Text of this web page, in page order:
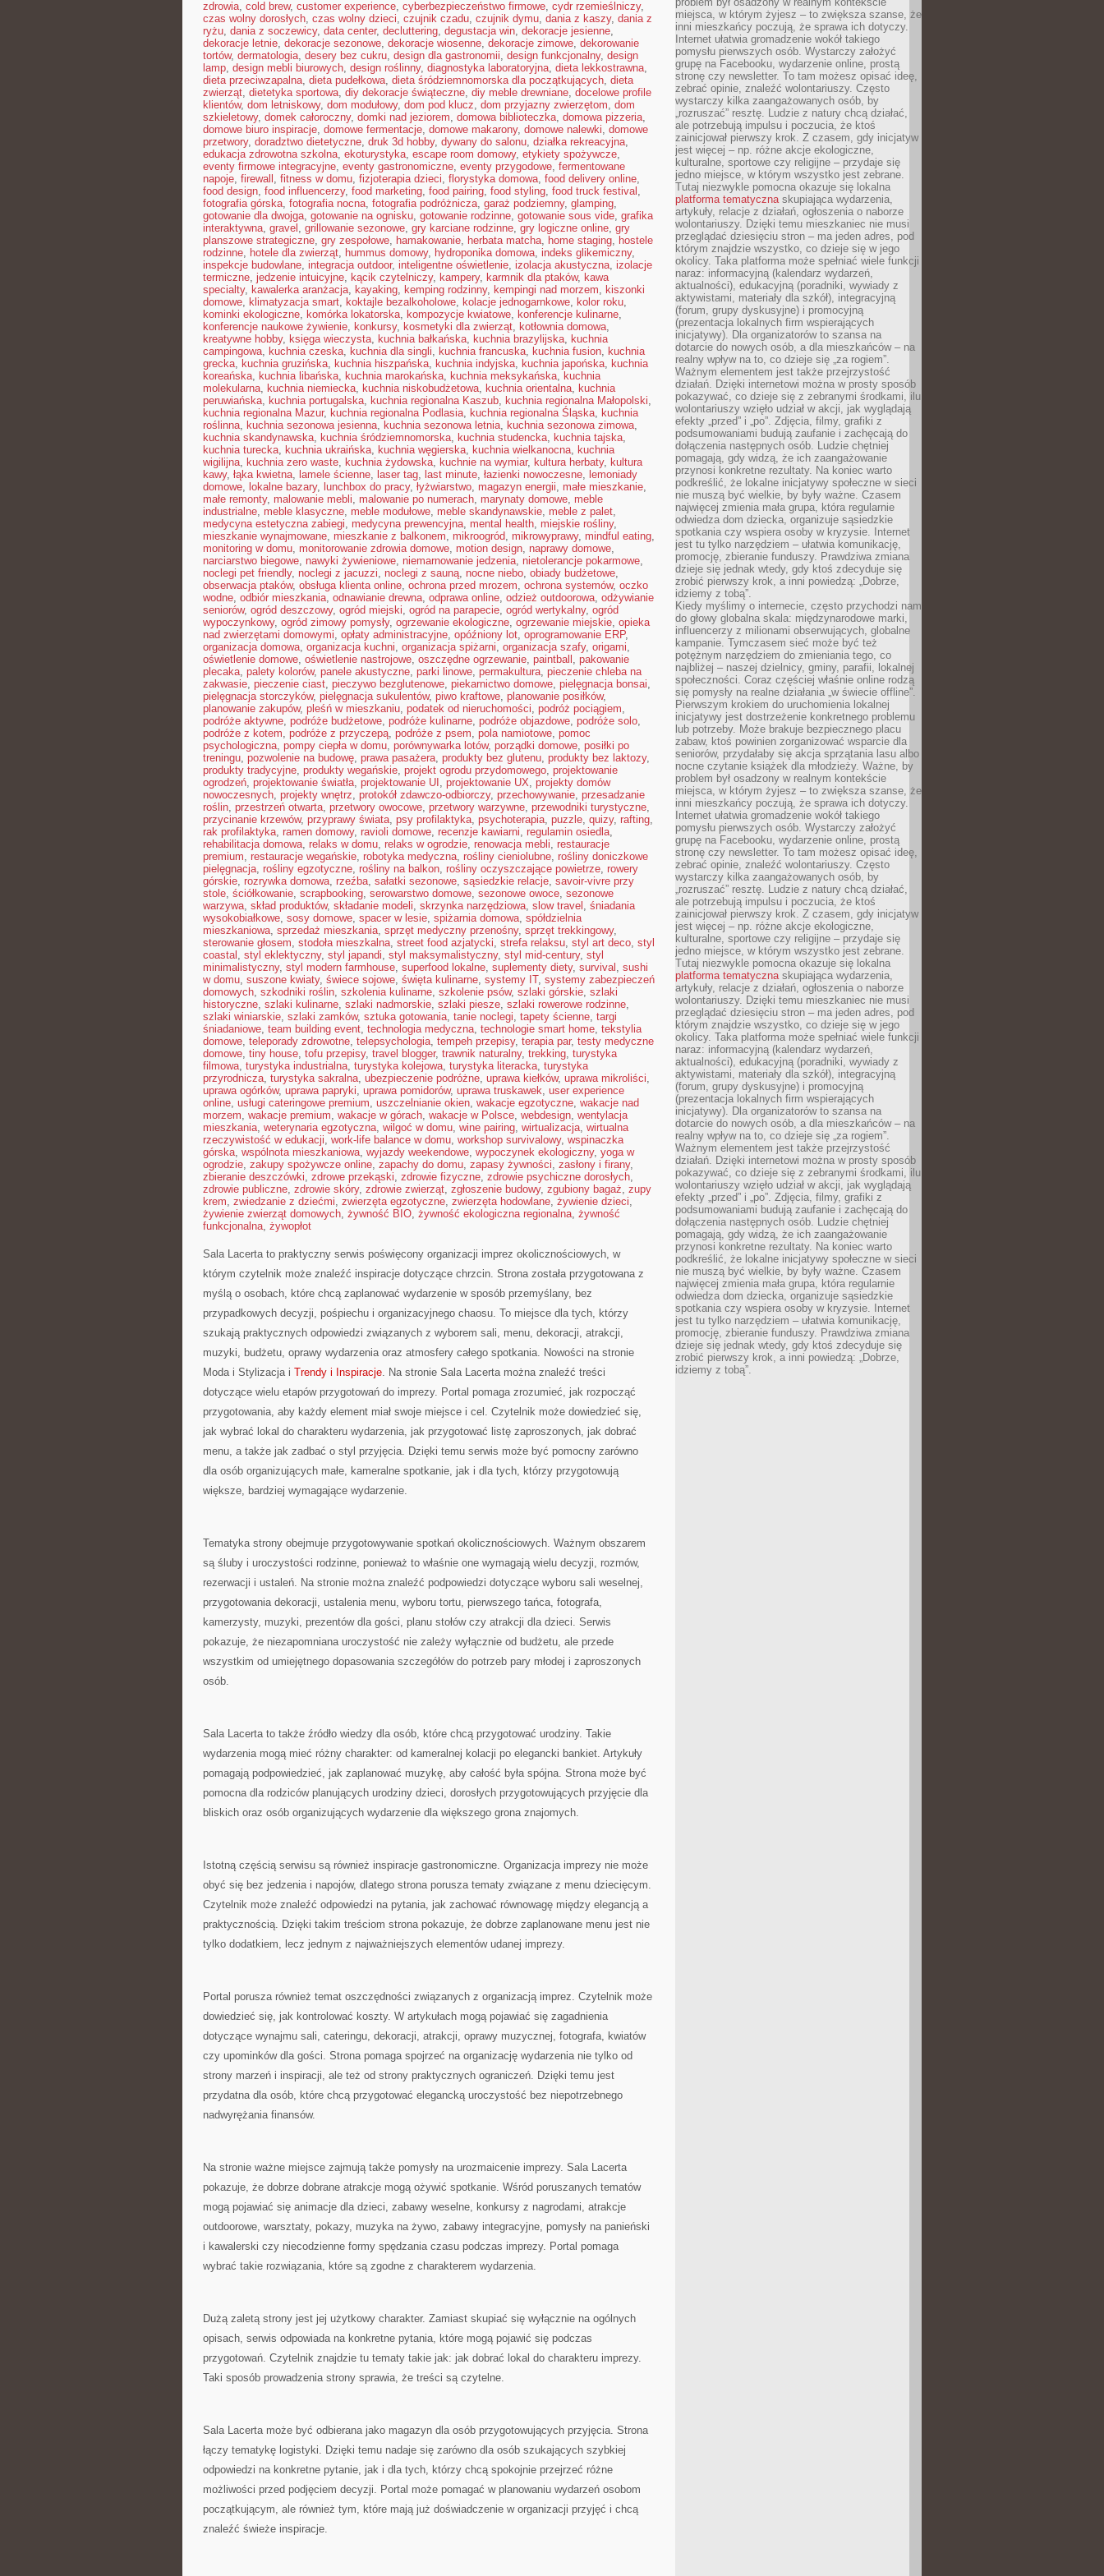
zdrowia, cold brew, customer experience, cyberbezpieczeństwo firmowe, cydr rzemieślniczy,
czas wolny dorosłych, czas wolny dzieci, czujnik czadu, czujnik dymu, dania z kaszy, dania z
ryżu, dania z soczewicy, data center, decluttering, degustacja win, dekoracje jesienne,
dekoracje letnie, dekoracje sezonowe, dekoracje wiosenne, dekoracje zimowe, dekorowanie
tortów, dermatologia, desery bez cukru, design dla gastronomii, design funkcjonalny, design
lamp, design mebli biurowych, design roślinny, diagnostyka laboratoryjna, dieta lekkostrawna,
dieta przeciwzapalna, dieta pudełkowa, dieta śródziemnomorska dla początkujących, dieta
zwierząt, dietetyka sportowa, diy dekoracje świąteczne, diy meble drewniane, docelowe profile
klientów, dom letniskowy, dom modułowy, dom pod klucz, dom przyjazny zwierzętom, dom
szkieletowy, domek całoroczny, domki nad jeziorem, domowa biblioteczka, domowa pizzeria,
domowe biuro inspiracje, domowe fermentacje, domowe makarony, domowe nalewki, domowe
przetwory, doradztwo dietetyczne, druk 3d hobby, dywany do salonu, działka rekreacyjna,
edukacja zdrowotna szkolna, ekoturystyka, escape room domowy, etykiety spożywcze,
eventy firmowe integracyjne, eventy gastronomiczne, eventy przygodowe, fermentowane
napoje, firewall , fitness w domu, fizjoterapia dzieci, florystyka domowa, food delivery online,
food design, food influencerzy, food marketing, food pairing, food styling, food truck festival ,
fotografia górska, fotografia nocna, fotografia podróżnicza, garaż podziemny, glamping,
gotowanie dla dwojga, gotowanie na ognisku, gotowanie rodzinne, gotowanie sous vide, grafika
interaktywna, gravel , grillowanie sezonowe, gry karciane rodzinne, gry logiczne online, gry
planszowe strategiczne, gry zespołowe, hamakowanie, herbata matcha, home staging, hostele
rodzinne, hotele dla zwierząt, hummus domowy, hydroponika domowa, indeks glikemiczny,
inspekcje budowlane, integracja outdoor, inteligentne oświetlenie, izolacja akustyczna, izolacje
termiczne, jedzenie intuicyjne, kącik czytelniczy, kampery, karmnik dla ptaków, kawa
specialty, kawalerka aranżacja, kayaking, kemping rodzinny, kempingi nad morzem, kiszonki
domowe, klimatyzacja smart, koktajle bezalkoholowe, kolacje jednogarnkowe, kolor roku,
kominki ekologiczne, komórka lokatorska, kompozycje kwiatowe, konferencje kulinarne,
konferencje naukowe żywienie, konkursy, kosmetyki dla zwierząt, kotłownia domowa,
kreatywne hobby, księga wieczysta, kuchnia bałkańska, kuchnia brazylijska, kuchnia
campingowa, kuchnia czeska, kuchnia dla singli, kuchnia francuska, kuchnia fusion, kuchnia
grecka, kuchnia gruzińska, kuchnia hiszpańska, kuchnia indyjska, kuchnia japońska, kuchnia
koreańska, kuchnia libańska, kuchnia marokańska, kuchnia meksykańska, kuchnia
molekularna, kuchnia niemiecka, kuchnia niskobudżetowa, kuchnia orientalna, kuchnia
peruwiańska, kuchnia portugalska, kuchnia regionalna Kaszub, kuchnia regionalna Małopolski,
kuchnia regionalna Mazur, kuchnia regionalna Podlasia, kuchnia regionalna Śląska, kuchnia
roślinna, kuchnia sezonowa jesienna, kuchnia sezonowa letnia, kuchnia sezonowa zimowa,
kuchnia skandynawska, kuchnia śródziemnomorska, kuchnia studencka, kuchnia tajska,
kuchnia turecka, kuchnia ukraińska, kuchnia węgierska, kuchnia wielkanocna, kuchnia
wigilijna, kuchnia zero waste, kuchnia żydowska, kuchnie na wymiar, kultura herbaty, kultura
kawy, łąka kwietna, lamele ścienne, laser tag, last minute, łazienki nowoczesne, lemoniady
domowe, lokalne bazary, lunchbox do pracy, łyżwiarstwo, magazyn energii, małe mieszkanie,
małe remonty, malowanie mebli, malowanie po numerach, marynaty domowe, meble
industrialne, meble klasyczne, meble modułowe, meble skandynawskie, meble z palet,
medycyna estetyczna zabiegi, medycyna prewencyjna, mental health, miejskie rośliny,
mieszkanie wynajmowane, mieszkanie z balkonem, mikroogród, mikrowyprawy, mindful eating,
monitoring w domu, monitorowanie zdrowia domowe, motion design, naprawy domowe,
narciarstwo biegowe, nawyki żywieniowe, niemarnowanie jedzenia, nietolerancje pokarmowe,
noclegi pet friendly, noclegi z jacuzzi, noclegi z sauną, nocne niebo, obiady budżetowe,
obserwacja ptaków, obsługa klienta online, ochrona przed mrozem, ochrona systemów, oczko
wodne, odbiór mieszkania, odnawianie drewna, odprawa online, odzież outdoorowa, odżywianie
seniorów, ogród deszczowy, ogród miejski, ogród na parapecie, ogród wertykalny, ogród
wypoczynkowy, ogród zimowy pomysły, ogrzewanie ekologiczne, ogrzewanie miejskie, opieka
nad zwierzętami domowymi, opłaty administracyjne, opóźniony lot, oprogramowanie ERP,
organizacja domowa, organizacja kuchni, organizacja spiżarni, organizacja szafy, origami,
oświetlenie domowe, oświetlenie nastrojowe, oszczędne ogrzewanie, paintball , pakowanie
plecaka, palety kolorów, panele akustyczne, parki linowe, permakultura, pieczenie chleba na
zakwasie, pieczenie ciast, pieczywo bezglutenowe, piekarnictwo domowe, pielęgnacja bonsai,
pielęgnacja storczyków, pielęgnacja sukulentów, piwo kraftowe, planowanie posiłków,
planowanie zakupów, pleśń w mieszkaniu, podatek od nieruchomości, podróż pociągiem,
podróże aktywne, podróże budżetowe, podróże kulinarne, podróże objazdowe, podróże solo,
podróże z kotem, podróże z przyczepą, podróże z psem, pola namiotowe, pomoc
psychologiczna, pompy ciepła w domu, porównywarka lotów, porządki domowe, posiłki po
treningu, pozwolenie na budowę, prawa pasażera, produkty bez glutenu, produkty bez laktozy,
produkty tradycyjne, produkty wegańskie, projekt ogrodu przydomowego, projektowanie
ogrodzeń, projektowanie światła, projektowanie UI , projektowanie UX, projekty domów
nowoczesnych, projekty wnętrz, protokół zdawczo-odbiorczy, przechowywanie, przesadzanie
roślin, przestrzeń otwarta, przetwory owocowe, przetwory warzywne, przewodniki turystyczne,
przycinanie krzewów, przyprawy świata, psy profilaktyka, psychoterapia, puzzle, quizy, rafting,
rak profilaktyka, ramen domowy, ravioli domowe, recenzje kawiarni, regulamin osiedla,
rehabilitacja domowa, relaks w domu, relaks w ogrodzie, renowacja mebli, restauracje
premium, restauracje wegańskie, robotyka medyczna, rośliny cieniolubne, rośliny doniczkowe
pielęgnacja, rośliny egzotyczne, rośliny na balkon, rośliny oczyszczające powietrze, rowery
górskie, rozrywka domowa, rzeźba, sałatki sezonowe, sąsiedzkie relacje, savoir-vivre przy
stole, ściółkowanie, scrapbooking, serowarstwo domowe, sezonowe owoce, sezonowe
warzywa, skład produktów, składanie modeli, skrzynka narzędziowa, slow travel , śniadania
wysokobiałkowe, sosy domowe, spacer w lesie, spiżarnia domowa, spółdzielnia
mieszkaniowa, sprzedaż mieszkania, sprzęt medyczny przenośny, sprzęt trekkingowy,
sterowanie głosem, stodoła mieszkalna, street food azjatycki, strefa relaksu, styl art deco, styl
coastal , styl eklektyczny, styl japandi, styl maksymalistyczny, styl mid-century, styl
minimalistyczny, styl modern farmhouse, superfood lokalne, suplementy diety, survival , sushi
w domu, suszone kwiaty, świece sojowe, święta kulinarne, systemy IT, systemy zabezpieczeń
domowych, szkodniki roślin, szkolenia kulinarne, szkolenie psów, szlaki górskie, szlaki
historyczne, szlaki kulinarne, szlaki nadmorskie, szlaki piesze, szlaki rowerowe rodzinne,
szlaki winiarskie, szlaki zamków, sztuka gotowania, tanie noclegi, tapety ścienne, targi
śniadaniowe, team building event, technologia medyczna, technologie smart home, tekstylia
domowe, teleporady zdrowotne, telepsychologia, tempeh przepisy, terapia par, testy medyczne
domowe, tiny house, tofu przepisy, travel blogger, trawnik naturalny, trekking, turystyka
filmowa, turystyka industrialna, turystyka kolejowa, turystyka literacka, turystyka
przyrodnicza, turystyka sakralna, ubezpieczenie podróżne, uprawa kiełków, uprawa mikroliści,
uprawa ogórków, uprawa papryki, uprawa pomidorów, uprawa truskawek, user experience
online, usługi cateringowe premium, uszczelnianie okien, wakacje egzotyczne, wakacje nad
morzem, wakacje premium, wakacje w górach, wakacje w Polsce, webdesign, wentylacja
mieszkania, weterynaria egzotyczna, wilgoć w domu, wine pairing, wirtualizacja, wirtualna
rzeczywistość w edukacji, work-life balance w domu, workshop survivalowy, wspinaczka
górska, wspólnota mieszkaniowa, wyjazdy weekendowe, wypoczynek ekologiczny, yoga w
ogrodzie, zakupy spożywcze online, zapachy do domu, zapasy żywności, zasłony i firany,
zbieranie deszczówki, zdrowe przekąski, zdrowie fizyczne, zdrowie psychiczne dorosłych,
zdrowie publiczne, zdrowie skóry, zdrowie zwierząt, zgłoszenie budowy, zgubiony bagaż, zupy
krem, zwiedzanie z dziećmi, zwierzęta egzotyczne, zwierzęta hodowlane, żywienie dzieci,
żywienie zwierząt domowych, żywność BIO, żywność ekologiczna regionalna, żywność
funkcjonalna, żywopłot
Sala Lacerta to praktyczny serwis poświęcony organizacji imprez okolicznościowych, w
którym czytelnik może znaleźć inspiracje dotyczące chrzcin. Strona została przygotowana z
myślą o osobach, które chcą zaplanować wydarzenie w sposób przemyślany, bez
przypadkowych decyzji, pośpiechu i organizacyjnego chaosu. To miejsce dla tych, którzy
szukają praktycznych odpowiedzi związanych z wyborem sali, menu, dekoracji, atrakcji,
muzyki, budżetu, oprawy wydarzenia oraz atmosfery całego spotkania. Nowości na stronie
Moda i Stylizacja i Trendy i Inspiracje. Na stronie Sala Lacerta można znaleźć treści
dotyczące wielu etapów przygotowań do imprezy. Portal pomaga zrozumieć, jak rozpocząć
przygotowania, aby każdy element miał swoje miejsce i cel. Czytelnik może dowiedzieć się,
jak wybrać lokal do charakteru wydarzenia, jak przygotować listę zaproszonych, jak dobrać
menu, a także jak zadbać o styl przyjęcia. Dzięki temu serwis może być pomocny zarówno
dla osób organizujących małe, kameralne spotkanie, jak i dla tych, którzy przygotowują
większe, bardziej wymagające wydarzenie.
Tematyka strony obejmuje przygotowywanie spotkań okolicznościowych. Ważnym obszarem
są śluby i uroczystości rodzinne, ponieważ to właśnie one wymagają wielu decyzji, rozmów,
rezerwacji i ustaleń. Na stronie można znaleźć podpowiedzi dotyczące wyboru sali weselnej,
przygotowania dekoracji, ustalenia menu, wyboru tortu, pierwszego tańca, fotografa,
kamerzysty, muzyki, prezentów dla gości, planu stołów czy atrakcji dla dzieci. Serwis
pokazuje, że niezapomniana uroczystość nie zależy wyłącznie od budżetu, ale przede
wszystkim od umiejętnego dopasowania szczegółów do potrzeb pary młodej i zaproszonych
osób.
Sala Lacerta to także źródło wiedzy dla osób, które chcą przygotować urodziny. Takie
wydarzenia mogą mieć różny charakter: od kameralnej kolacji po elegancki bankiet. Artykuły
pomagają podpowiedzieć, jak zaplanować muzykę, aby całość była spójna. Strona może być
pomocna dla rodziców planujących urodziny dzieci, dorosłych przygotowujących przyjęcie dla
bliskich oraz osób organizujących wydarzenie dla większego grona znajomych.
Istotną częścią serwisu są również inspiracje gastronomiczne. Organizacja imprezy nie może
obyć się bez jedzenia i napojów, dlatego strona porusza tematy związane z menu dziecięcym.
Czytelnik może znaleźć odpowiedzi na pytania, jak zachować równowagę między elegancją a
praktycznością. Dzięki takim treściom strona pokazuje, że dobrze zaplanowane menu jest nie
tylko dodatkiem, lecz jednym z najważniejszych elementów udanej imprezy.
Portal porusza również temat oszczędności związanych z organizacją imprez. Czytelnik może
dowiedzieć się, jak kontrolować koszty. W artykułach mogą pojawiać się zagadnienia
dotyczące wynajmu sali, cateringu, dekoracji, atrakcji, oprawy muzycznej, fotografa, kwiatów
czy upominków dla gości. Strona pomaga spojrzeć na organizację wydarzenia nie tylko od
strony marzeń i inspiracji, ale też od strony praktycznych ograniczeń. Dzięki temu jest
przydatna dla osób, które chcą przygotować elegancką uroczystość bez niepotrzebnego
nadwyrężania finansów.
Na stronie ważne miejsce zajmują także pomysły na urozmaicenie imprezy. Sala Lacerta
pokazuje, że dobrze dobrane atrakcje mogą ożywić spotkanie. Wśród poruszanych tematów
mogą pojawiać się animacje dla dzieci, zabawy weselne, konkursy z nagrodami, atrakcje
outdoorowe, warsztaty, pokazy, muzyka na żywo, zabawy integracyjne, pomysły na panieński
i kawalerski czy niecodzienne formy spędzania czasu podczas imprezy. Portal pomaga
wybrać takie rozwiązania, które są zgodne z charakterem wydarzenia.
Dużą zaletą strony jest jej użytkowy charakter. Zamiast skupiać się wyłącznie na ogólnych
opisach, serwis odpowiada na konkretne pytania, które mogą pojawić się podczas
przygotowań. Czytelnik znajdzie tu tematy takie jak: jak dobrać lokal do charakteru imprezy.
Taki sposób prowadzenia strony sprawia, że treści są czytelne.
Sala Lacerta może być odbierana jako magazyn dla osób przygotowujących przyjęcia. Strona
łączy tematykę logistyki. Dzięki temu nadaje się zarówno dla osób szukających szybkiej
odpowiedzi na konkretne pytanie, jak i dla tych, którzy chcą spokojnie przejrzeć różne
możliwości przed podjęciem decyzji. Portal może pomagać w planowaniu wydarzeń osobom
początkującym, ale również tym, które mają już doświadczenie w organizacji przyjęć i chcą
znaleźć świeże inspiracje.
miejsca, w którym żyjesz – to zwiększa szanse, że
inni mieszkańcy poczują, że sprawa ich dotyczy.
Internet ułatwia gromadzenie wokół takiego
pomysłu pierwszych osób. Wystarczy założyć
grupę na Facebooku, wydarzenie online, prostą
stronę czy newsletter. To tam możesz opisać ideę,
zebrać opinie, znaleźć wolontariuszy. Często
wystarczy kilka zaangażowanych osób, by
„rozruszać” resztę. Ludzie z natury chcą działać,
ale potrzebują impulsu i poczucia, że ktoś
zainicjował pierwszy krok. Z czasem, gdy inicjatyw
jest więcej – np. różne akcje ekologiczne,
kulturalne, sportowe czy religijne – przydaje się
jedno miejsce, w którym wszystko jest zebrane.
Tutaj niezwykle pomocna okazuje się lokalna
platforma tematycznaskupiająca wydarzenia,
artykuły, relacje z działań, ogłoszenia o naborze
wolontariuszy. Dzięki temu mieszkaniec nie musi
przeglądać dziesięciu stron – ma jeden adres, pod
którym znajdzie wszystko, co dzieje się w jego
okolicy. Taka platforma może spełniać wiele funkcji
naraz: informacyjną (kalendarz wydarzeń,
aktualności), edukacyjną (poradniki, wywiady z
aktywistami, materiały dla szkół), integracyjną
(forum, grupy dyskusyjne) i promocyjną
(prezentacja lokalnych firm wspierających
inicjatywy). Dla organizatorów to szansa na
dotarcie do nowych osób, a dla mieszkańców – na
realny wpływ na to, co dzieje się „za rogiem”.
Ważnym elementem jest także przejrzystość
działań. Dzięki internetowi można w prosty sposób
pokazywać, co dzieje się z zebranymi środkami, ilu
wolontariuszy wzięło udział w akcji, jak wyglądają
efekty „przed” i „po”. Zdjęcia, filmy, grafiki z
podsumowaniami budują zaufanie i zachęcają do
dołączenia następnych osób. Ludzie chętniej
pomagają, gdy widzą, że ich zaangażowanie
przynosi konkretne rezultaty. Na koniec warto
podkreślić, że lokalne inicjatywy społeczne w sieci
nie muszą być wielkie, by były ważne. Czasem
najwięcej zmienia mała grupa, która regularnie
odwiedza dom dziecka, organizuje sąsiedzkie
spotkania czy wspiera osoby w kryzysie. Internet
jest tu tylko narzędziem – ułatwia komunikację,
promocję, zbieranie funduszy. Prawdziwa zmiana
dzieje się jednak wtedy, gdy ktoś zdecyduje się
zrobić pierwszy krok, a inni powiedzą: „Dobrze,
idziemy z tobą”.
Kiedy myślimy o internecie, często przychodzi nam
do głowy globalna skala: międzynarodowe marki,
influencerzy z milionami obserwujących, globalne
kampanie. Tymczasem sieć może być też
potężnym narzędziem do zmieniania tego, co
najbliżej – naszej dzielnicy, gminy, parafii, lokalnej
społeczności. Coraz częściej właśnie online rodzą
się pomysły na realne działania „w świecie offline”.
Pierwszym krokiem do uruchomienia lokalnej
inicjatywy jest dostrzeżenie konkretnego problemu
lub potrzeby. Może brakuje bezpiecznego placu
zabaw, ktoś powinien zorganizować wsparcie dla
seniorów, przydałaby się akcja sprzątania lasu albo
nocne czytanie książek dla młodzieży. Ważne, by
problem był osadzony w realnym kontekście
miejsca, w którym żyjesz – to zwiększa szanse, że
inni mieszkańcy poczują, że sprawa ich dotyczy.
Internet ułatwia gromadzenie wokół takiego
pomysłu pierwszych osób. Wystarczy założyć
grupę na Facebooku, wydarzenie online, prostą
stronę czy newsletter. To tam możesz opisać ideę,
zebrać opinie, znaleźć wolontariuszy. Często
wystarczy kilka zaangażowanych osób, by
„rozruszać” resztę. Ludzie z natury chcą działać,
ale potrzebują impulsu i poczucia, że ktoś
zainicjował pierwszy krok. Z czasem, gdy inicjatyw
jest więcej – np. różne akcje ekologiczne,
kulturalne, sportowe czy religijne – przydaje się
jedno miejsce, w którym wszystko jest zebrane.
Tutaj niezwykle pomocna okazuje się lokalna
platforma tematycznaskupiająca wydarzenia,
artykuły, relacje z działań, ogłoszenia o naborze
wolontariuszy. Dzięki temu mieszkaniec nie musi
przeglądać dziesięciu stron – ma jeden adres, pod
którym znajdzie wszystko, co dzieje się w jego
okolicy. Taka platforma może spełniać wiele funkcji
naraz: informacyjną (kalendarz wydarzeń,
aktualności), edukacyjną (poradniki, wywiady z
aktywistami, materiały dla szkół), integracyjną
(forum, grupy dyskusyjne) i promocyjną
(prezentacja lokalnych firm wspierających
inicjatywy). Dla organizatorów to szansa na
dotarcie do nowych osób, a dla mieszkańców – na
realny wpływ na to, co dzieje się „za rogiem”.
Ważnym elementem jest także przejrzystość
działań. Dzięki internetowi można w prosty sposób
pokazywać, co dzieje się z zebranymi środkami, ilu
wolontariuszy wzięło udział w akcji, jak wyglądają
efekty „przed” i „po”. Zdjęcia, filmy, grafiki z
podsumowaniami budują zaufanie i zachęcają do
dołączenia następnych osób. Ludzie chętniej
pomagają, gdy widzą, że ich zaangażowanie
przynosi konkretne rezultaty. Na koniec warto
podkreślić, że lokalne inicjatywy społeczne w sieci
nie muszą być wielkie, by były ważne. Czasem
najwięcej zmienia mała grupa, która regularnie
odwiedza dom dziecka, organizuje sąsiedzkie
spotkania czy wspiera osoby w kryzysie. Internet
jest tu tylko narzędziem – ułatwia komunikację,
promocję, zbieranie funduszy. Prawdziwa zmiana
dzieje się jednak wtedy, gdy ktoś zdecyduje się
zrobić pierwszy krok, a inni powiedzą: „Dobrze,
idziemy z tobą”.